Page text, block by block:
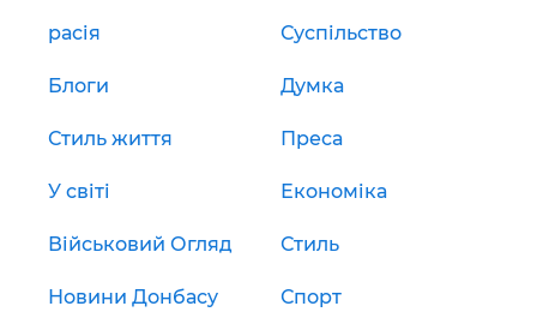
расія Суспільство
Блоги Думка
Стиль життя Преса
У світі Економіка
Військовий Огляд Стиль
Новини Донбасу Спорт